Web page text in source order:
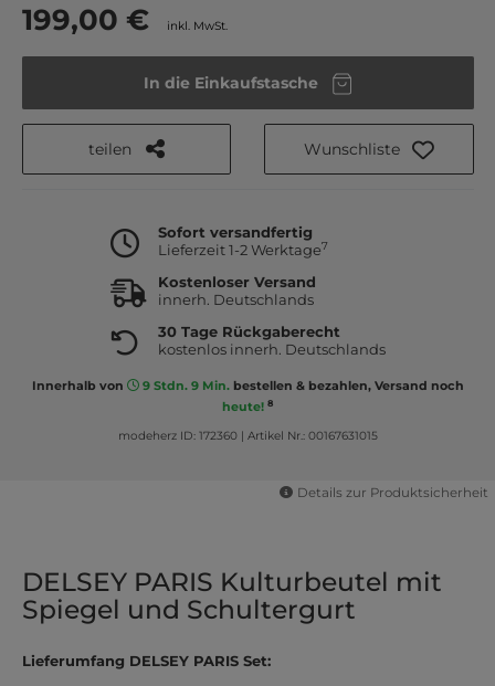
199,00 € inkl. MwSt.
In die Einkaufstasche
teilen Wunschliste
Sofort versandfertig
Lieferzeit 1-2 Werktage7
Kostenloser Versand
innerh. Deutschlands
30 Tage Rückgaberecht
kostenlos innerh. Deutschlands
Innerhalb von 9 Stdn. 9 Min.bestellen & bezahlen, Versand noch
heute! 8
modeherz ID: 172360| Artikel Nr.: 00167631015
Details zur Produktsicherheit
DELSEY PARIS Kulturbeutel mit
Spiegel und Schultergurt
Lieferumfang DELSEY PARIS Set: